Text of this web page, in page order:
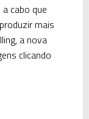
cabo que
mais
a nova
clicando